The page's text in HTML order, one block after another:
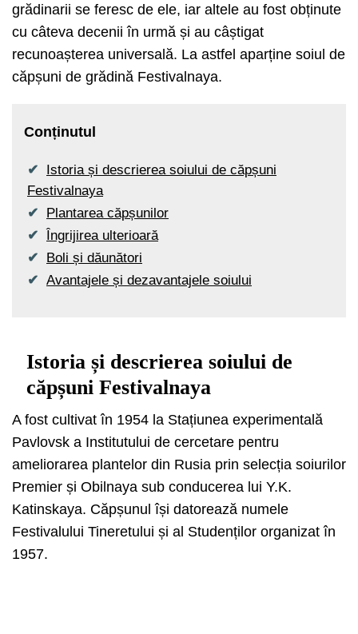
grădinarii se feresc de ele, iar altele au fost obținute
cu câteva decenii în urmă și au câștigat
recunoașterea universală. La astfel aparține soiul de
căpșuni de grădină Festivalnaya.
Conținutul
Istoria și descrierea soiului de căpșuni
Festivalnaya
Plantarea căpșunilor
Îngrijirea ulterioară
Boli și dăunători
Avantajele și dezavantajele soiului
Istoria și descrierea soiului de
căpșuni Festivalnaya
A fost cultivat în 1954 la Stațiunea experimentală
Pavlovsk a Institutului de cercetare pentru
ameliorarea plantelor din Rusia prin selecția soiurilor
Premier și Obilnaya sub conducerea lui Y.K.
Katinskaya. Căpșunul își datorează numele
Festivalului Tineretului și al Studenților organizat în
1957.